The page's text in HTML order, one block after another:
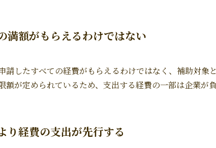
満額がもらえるわけではない
請したすべての経費がもらえるわけではなく、補助対
額が定められているため、支出する経費の一部は企業が
り経費の支出が先行する